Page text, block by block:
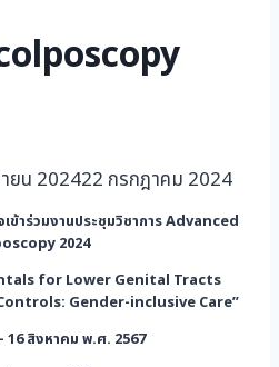
ยน 202422 กรกฎาคม 2024
ข้าร่วมงานประชุมวิชาการ Advanced
2024
for Lower Genital Tracts
Gender-inclusive Care”
16 สิงหาคม พ.ศ. 2567